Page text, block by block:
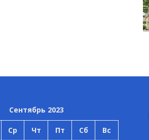
Сентябрь 2023
Ср Чт Пт Сб Вс